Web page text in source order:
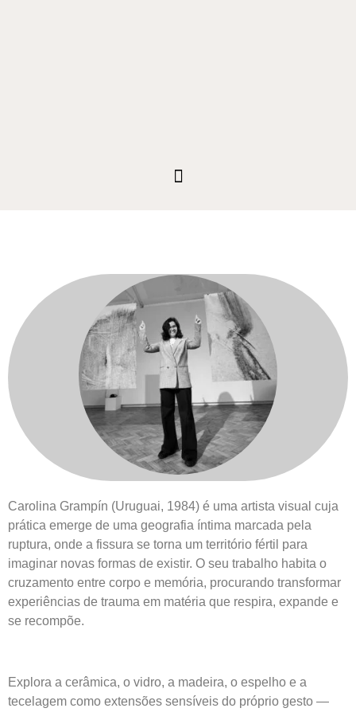
Grampín
no Prova d'Arte
Para venda
Carolina Grampín (Uruguai, 1984) é uma artista visual cuja
prática emerge de uma geografia íntima marcada pela
ruptura, onde a fissura se torna um território fértil para
imaginar novas formas de existir. O seu trabalho habita o
cruzamento entre corpo e memória, procurando transformar
experiências de trauma em matéria que respira, expande e
se recompõe.
Explora a cerâmica, o vidro, a madeira, o espelho e a
tecelagem como extensões sensíveis do próprio gesto —